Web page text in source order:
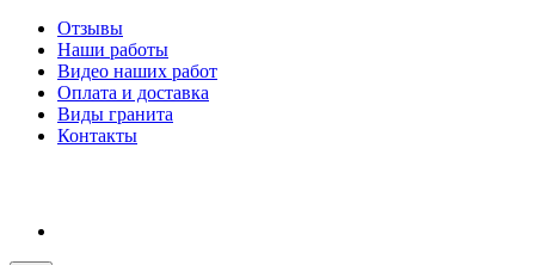
Отзывы
Наши работы
Видео наших работ
Оплата и доставка
Виды гранита
Контакты